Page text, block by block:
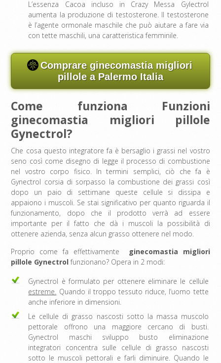
L’essenza Cacoa incluso in Crazy Messa Gylectrol
aumenta la produzione di testosterone. Il testosterone
è l’agente ormonale maschile che può aiutare a fare via
con tette maschili, una caratteristica femminile.
Comprare ginecomastia migliori
pillole a Palermo Italia
Come funziona Funzioni
ginecomastia migliori pillole
Gynectrol?
Che cosa questo integratore fa è bersaglio i grassi nel vostro
seno così come disegno di legge il processo di combustione
nel vostro corpo fisico. In termini semplici, ciò che fa è
Gynectrol corsia di sorpasso la combustione dei grassi così
dopo un paio di settimane queste cellule si dissipa e
appaiono i muscoli. Se stai significativo per quanto riguarda il
funzionamento, dopo che il prodotto verrà ad essere
importante per il fatto che dà i muscoli la possibilità di
ottenere azienda, senza alcun grasso ottenere nel modo.
Proprio come fa effettivamente
ginecomastia migliori
pillole Gynectrolfunzionano? Opera in 2 modi:
Gynectrol è formulato per ottenere eliminare le cellule
estreme. Quando il troppo tessuto riduce, l’uomo tette
anche inferiore in dimensioni.
Le cellule di grasso nascosti sotto la massa muscolo
pettorale offrono una maggiore cercano di busti.
Gynectrol maschi sviluppo busto eliminazione
integratori concentra sulle cellule di grasso nascosti
sotto le muscoli pettorali e farli diminuire. Quando le